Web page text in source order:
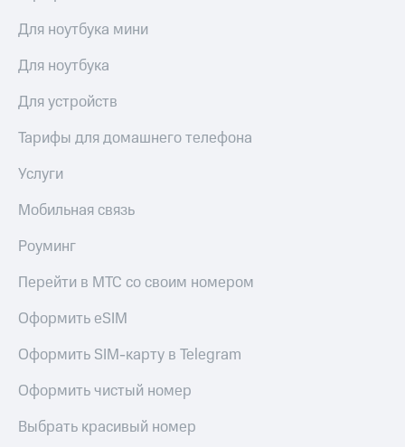
Для ноутбука мини
Для ноутбука
Для устройств
Тарифы для домашнего телефона
Услуги
Мобильная связь
Роуминг
Перейти в МТС со своим номером
Оформить eSIM
Оформить SIM-карту в Telegram
Оформить чистый номер
Выбрать красивый номер